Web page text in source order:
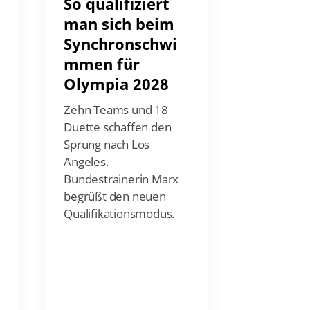
man sich beim
Synchronschwi
mmen für
Olympia 2028
Zehn Teams und 18
Duette schaffen den
Sprung nach Los
Angeles.
Bundestrainerin Marx
begrüßt den neuen
Qualifikationsmodus.